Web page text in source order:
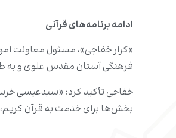
ادامه برنامه‌های قرآنی
«کرار خفاجی»، مسئول معاونت
فرهنگی آستان مقدس علوی و به
خفاجی تأکید کرد: «سیدعیسی
بخش‌ها برای خدمت به قرآن کریم،